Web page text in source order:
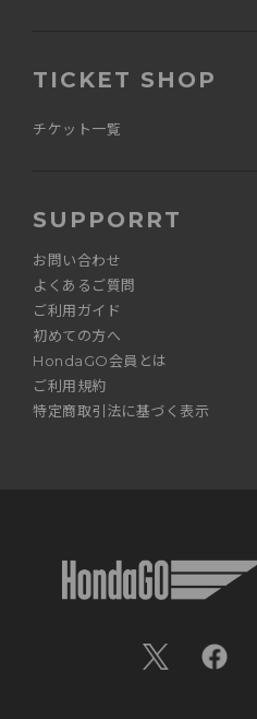
TICKET SHOP
チケット一覧
SUPPORRT
お問い合わせ
よくあるご質問
ご利用ガイド
初めての方へ
HondaGO会員とは
ご利用規約
特定商取引法に基づく表示